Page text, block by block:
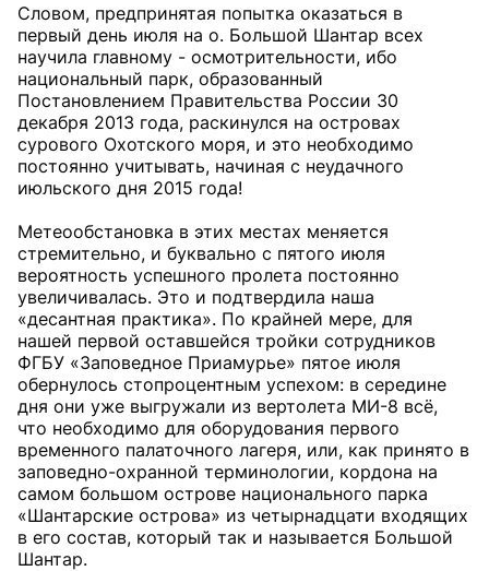
Словом, предпринятая попытка оказаться в
первый день июля на о. Большой Шантар всех
научила главному - осмотрительности, ибо
национальный парк, образованный
Постановлением Правительства России 30
декабря 2013 года, раскинулся на островах
сурового Охотского моря, и это необходимо
постоянно учитывать, начиная с неудачного
июльского дня 2015 года!
Метеообстановка в этих местах меняется
стремительно, и буквально с пятого июля
вероятность успешного пролета постоянно
увеличивалась. Это и подтвердила наша
«десантная практика». По крайней мере, для
нашей первой оставшейся тройки сотрудников
ФГБУ «Заповедное Приамурье» пятое июля
обернулось стопроцентным успехом: в середине
дня они уже выгружали из вертолета МИ-8 всё,
что необходимо для оборудования первого
временного палаточного лагеря, или, как принято в
заповедно-охранной терминологии, кордона на
самом большом острове национального парка
«Шантарские острова» из четырнадцати входящих
в его состав, который так и называется Большой
Шантар.